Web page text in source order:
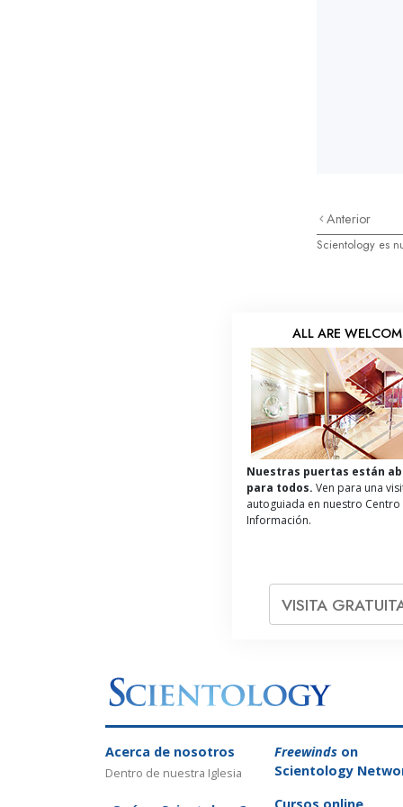
Anterior
Scientology es
ALL ARE
Nuestras puertas están
para todos. Ven para una
autoguiada en nuestro Centro
Información.
VISITA
Acerca de nosotros
Dentro de nuestra Iglesia
Freewinds on
Scientology
Cursos online